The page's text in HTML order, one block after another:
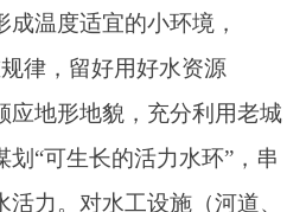
提高城市交通运行效
联系：新老城组团间通
城北路三条通道进行快